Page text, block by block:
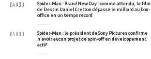
Spider-Man : Brand New Day : comme attendu, le film
de Destin Daniel Cretton dépasse le milliard au box-
office en un temps record
04 AOU
Spider-Man : le président de Sony Pictures confirme
n'avoir aucun projet de spin-off en développement
actif
04 AOU